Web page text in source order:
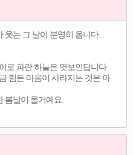
웃는 그 날이 분명히 옵니다.
로 파란 하늘은 엿보인답니다
힘든 마음이 사라지는 것은 아
봄날이 올거예요.